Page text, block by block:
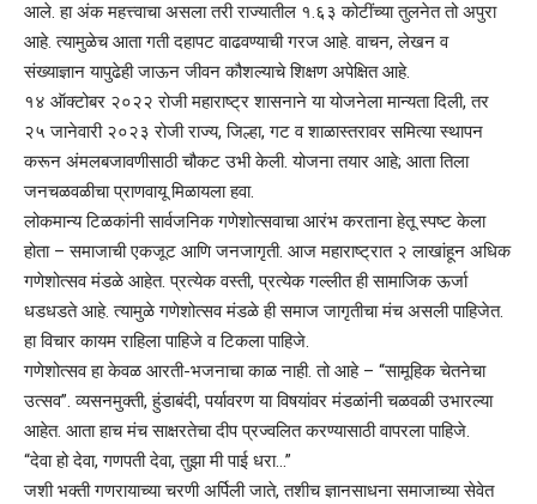
आले. हा अंक महत्त्वाचा असला तरी राज्यातील १.६३ कोटींच्या तुलनेत तो अपुरा
आहे. त्यामुळेच आता गती दहापट वाढवण्याची गरज आहे. वाचन, लेखन व
संख्याज्ञान यापुढेही जाऊन जीवन कौशल्याचे शिक्षण अपेक्षित आहे.
१४ ऑक्टोबर २०२२ रोजी महाराष्ट्र शासनाने या योजनेला मान्यता दिली, तर
२५ जानेवारी २०२३ रोजी राज्य, जिल्हा, गट व शाळास्तरावर समित्या स्थापन
करून अंमलबजावणीसाठी चौकट उभी केली. योजना तयार आहे; आता तिला
जनचळवळीचा प्राणवायू मिळायला हवा.
लोकमान्य टिळकांनी सार्वजनिक गणेशोत्सवाचा आरंभ करताना हेतू स्पष्ट केला
होता – समाजाची एकजूट आणि जनजागृती. आज महाराष्ट्रात २ लाखांहून अधिक
गणेशोत्सव मंडळे आहेत. प्रत्येक वस्ती, प्रत्येक गल्लीत ही सामाजिक ऊर्जा
धडधडते आहे. त्यामुळे गणेशोत्सव मंडळे ही समाज जागृतीचा मंच असली पाहिजेत.
हा विचार कायम राहिला पाहिजे व टिकला पाहिजे.
गणेशोत्सव हा केवळ आरती-भजनाचा काळ नाही. तो आहे – “सामूहिक चेतनेचा
उत्सव”. व्यसनमुक्ती, हुंडाबंदी, पर्यावरण या विषयांवर मंडळांनी चळवळी उभारल्या
आहेत. आता हाच मंच साक्षरतेचा दीप प्रज्वलित करण्यासाठी वापरला पाहिजे.
“देवा हो देवा, गणपती देवा, तुझा मी पाई धरा…”
जशी भक्ती गणरायाच्या चरणी अर्पिली जाते, तशीच ज्ञानसाधना समाजाच्या सेवेत